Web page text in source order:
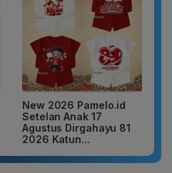
New 2026 Pamelo.id
Setelan Anak 17
Agustus Dirgahayu 81
2026 Katun...